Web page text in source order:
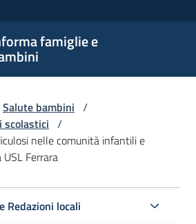
famiglie e
Salute bambini /
scolastici /
nelle comunità infantili e
Ferrara
Redazioni locali